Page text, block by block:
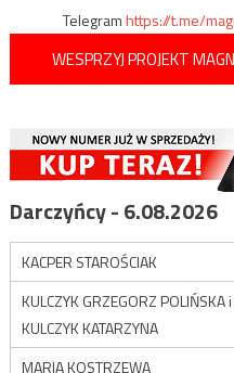
Telegramhttps://t.me/
WESPRZYJ PROJEKT
Darczyńcy - 6.08.2026
KACPER STAROŚCIAK
KULCZYK GRZEGORZ POLIŃSKA i
KULCZYK KATARZYNA
MARIA KOSTRZEWA